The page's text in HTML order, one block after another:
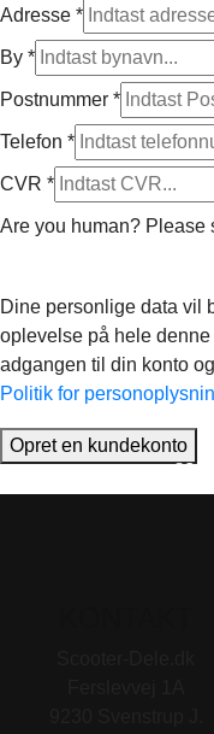
Adresse *
By *
Postnummer *
Telefon *
CVR *
Are you human? Please
Dine personlige data vil
oplevelse på hele
adgangen til din konto
Politik for
Opret en kundekonto